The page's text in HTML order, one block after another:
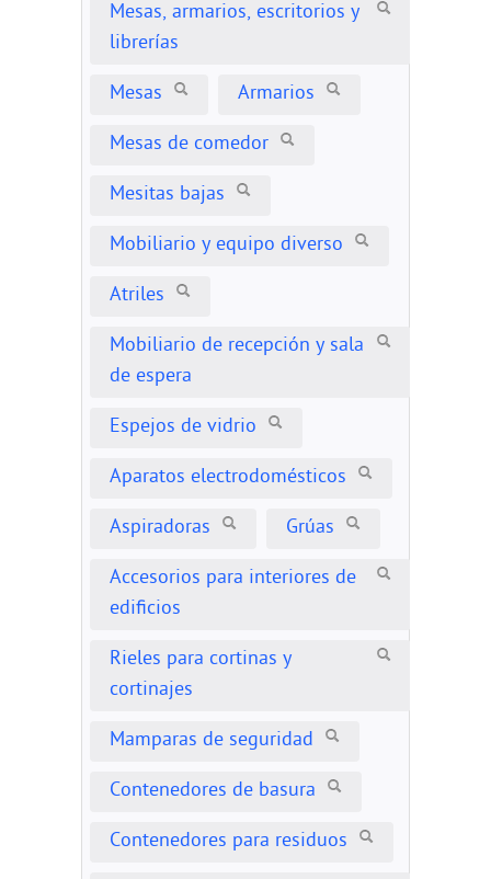
Mesas, armarios, escritorios y
librerías
Mesas Armarios
Mesas de comedor
Mesitas bajas
Mobiliario y equipo diverso
Atriles
Mobiliario de recepción y sala
de espera
Espejos de vidrio
Aparatos electrodomésticos
Aspiradoras Grúas
Accesorios para interiores de
edificios
Rieles para cortinas y
cortinajes
Mamparas de seguridad
Contenedores de basura
Contenedores para residuos